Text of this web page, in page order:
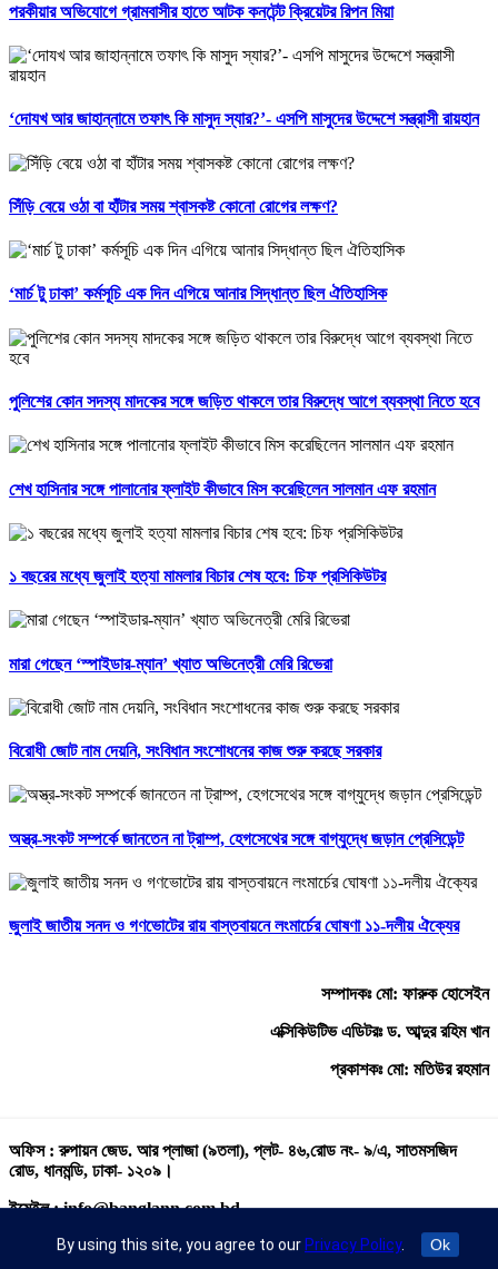
পরকীয়ার অভিযোগে গ্রামবাসীর হাতে আটক কনটেন্ট ক্রিয়েটর রিপন মিয়া
‘দোযখ আর জাহান্নামে তফাৎ কি মাসুদ স্যার?’- এসপি মাসুদের উদ্দেশে সন্ত্রাসী রায়হান
সিঁড়ি বেয়ে ওঠা বা হাঁটার সময় শ্বাসকষ্ট কোনো রোগের লক্ষণ?
‘মার্চ টু ঢাকা’ কর্মসূচি এক দিন এগিয়ে আনার সিদ্ধান্ত ছিল ঐতিহাসিক
পুলিশের কোন সদস্য মাদকের সঙ্গে জড়িত থাকলে তার বিরুদ্ধে আগে ব্যবস্থা নিতে হবে
শেখ হাসিনার সঙ্গে পালানোর ফ্লাইট কীভাবে মিস করেছিলেন সালমান এফ রহমান
১ বছরের মধ্যে জুলাই হত্যা মামলার বিচার শেষ হবে: চিফ প্রসিকিউটর
মারা গেছেন ‘স্পাইডার-ম্যান’ খ্যাত অভিনেত্রী মেরি রিভেরা
বিরোধী জোট নাম দেয়নি, সংবিধান সংশোধনের কাজ শুরু করছে সরকার
অস্ত্র-সংকট সম্পর্কে জানতেন না ট্রাম্প, হেগসেথের সঙ্গে বাগ্‌যুদ্ধে জড়ান প্রেসিডেন্ট
জুলাই জাতীয় সনদ ও গণভোটের রায় বাস্তবায়নে লংমার্চের ঘোষণা ১১-দলীয় ঐক্যের
সম্পাদকঃ মো: ফারুক হোসেইন
এক্সিকিউটিভ এডিটরঃ ড. আব্দুর রহিম খান
প্রকাশকঃ মো: মতিউর রহমান
অফিস : রুপায়ন জেড. আর প্লাজা (৯তলা), প্লট- ৪৬,রোড নং- ৯/এ, সাতমসজিদ
রোড, ধানমন্ডি, ঢাকা- ১২০৯।
ইমেইল : info@banglann.com.bd,
By using this site, you agree to our Privacy Policy. Ok